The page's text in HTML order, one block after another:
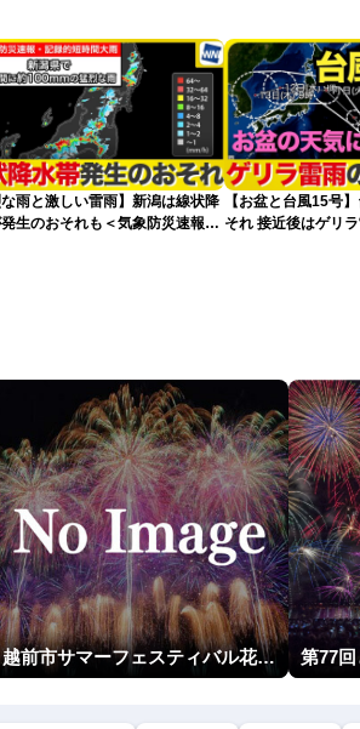
な雨と激しい雷雨】新潟は線状降
生のおそれも＜気象防災速報・
【お盆と台風15号
それ 接近後はゲリ
越前市サマーフェスティバル花火大会 第77